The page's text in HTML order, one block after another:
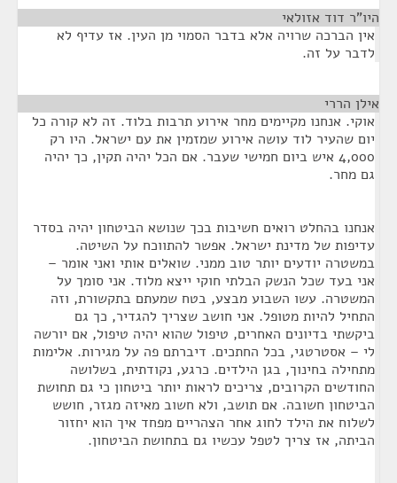
היו"ר דוד אזולאי
אין הברכה שרויה אלא בדבר הסמוי מן העין. אז עדיף לא
לדבר על זה.
אילן הררי
אוקי. אנחנו מקיימים מחר אירוע תרבות בלוד. זה לא קורה כל
יום שהעיר לוד עושה אירוע שמזמין את עם ישראל. היו רק
4,000 איש ביום חמישי שעבר. אם הכל יהיה תקין, כך יהיה
גם מחר.
אנחנו בהחלט רואים חשיבות בכך שנושא הביטחון יהיה בסדר
עדיפות של מדינת ישראל. אפשר להתווכח על השיטה.
במשטרה יודעים יותר טוב ממני. שואלים אותי ואני אומר –
אני בעד שכל הנשק הבלתי חוקי ייצא מלוד. אני סומך על
המשטרה. עשו השבוע מבצע, בטח שמעתם בתקשורת, וזה
התחיל להיות מטופל. אני חושב שצריך להגדיר, כך גם
ביקשתי בדיונים האחרים, טיפול שהוא יהיה טיפול, אם יורשה
לי – אסטרטגי, בכל החתכים. דיברתם פה על מגירות. אלימות
מתחילה בחינוך, בגן הילדים. כרגע, נקודתית, בשלושה
החודשים הקרובים, צריכים לראות יותר ביטחון כי גם תחושת
הביטחון חשובה. אם תושב, ולא חשוב מאיזה מגזר, חושש
לשלוח את הילד לחוג אחר הצהריים מפחד איך הוא יחזור
הביתה, אז צריך לטפל עכשיו גם בתחושת הביטחון.